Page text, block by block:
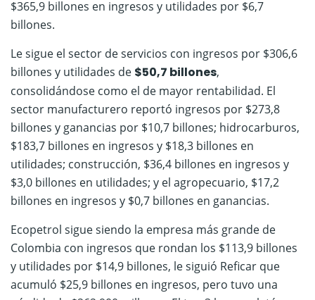
$365,9 billones en ingresos y utilidades por $6,7
billones.
Le sigue el sector de servicios con ingresos por $306,6
billones y utilidades de $50,7 billones,
consolidándose como el de mayor rentabilidad. El
sector manufacturero reportó ingresos por $273,8
billones y ganancias por $10,7 billones; hidrocarburos,
$183,7 billones en ingresos y $18,3 billones en
utilidades; construcción, $36,4 billones en ingresos y
$3,0 billones en utilidades; y el agropecuario, $17,2
billones en ingresos y $0,7 billones en ganancias.
Ecopetrol sigue siendo la empresa más grande de
Colombia con ingresos que rondan los $113,9 billones
y utilidades por $14,9 billones, le siguió Reficar que
acumuló $25,9 billones en ingresos, pero tuvo una